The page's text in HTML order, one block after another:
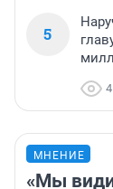
5
МНЕНИЕ
«Мы